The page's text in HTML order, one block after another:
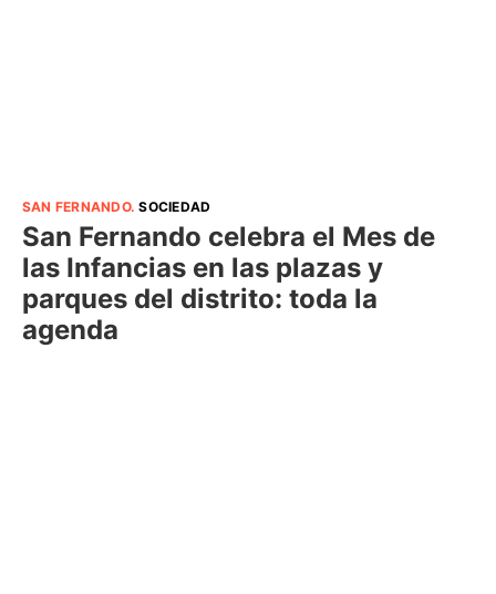
SAN FERNANDO.SOCIEDAD
San Fernando celebra el Mes de
las Infancias en las plazas y
parques del distrito: toda la
agenda